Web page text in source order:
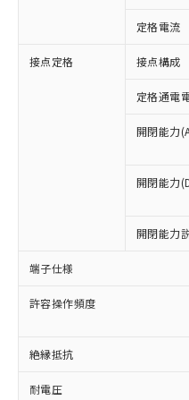
定格電流
接点定格 接点構成
定格通電
開閉能力
開閉能力
開閉能力
端子仕様
許容操作頻度
絶縁抵抗
耐電圧
ご利用条件
以下の条件をお読
本サービス
商品の当社
(税抜)を提供
当社制御機
本サービス
ことをご了
在庫状況お
記載してい
タに基づき
覧された時
準価格とは
対応済み：EU
非含有に対応した
対応予定：EU
有に対応した製品
対応予定なし：
非含有に非対応の
調査・確認中：
非含有の対応状況
非該当品：ライセ
害物質有無と関係
仕入先様の事情に
いたものが、含有
むを得ず変更する
*EU RoHS指令（10物質）
鉛(Pb) 1000ppm以下、
六価クロム(Cr(Ⅵ))
※1 中国
「○」：最大均質
基準値以下である
「×」：最大均質
基準値を超えてい
「－」：未確認で
*中国RoHS10物質の基準
当社は、こ
為替および
（以下｢規制
または国外
国政府の輸
可)を取得す